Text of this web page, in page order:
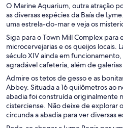
O Marine Aquarium, outra atração
as diversas espécies da Baía de
uma estrela-do-mar e veja os
Siga para o Town Mill Complex
microcervejarias e os queijos locais.
século XIV ainda em
agradável cafeteria, além de
Admire os tetos de gesso e as
Abbey. Situada a 16 quilômetros ao
abadia foi construída originalmente
cisterciense. Não deixe de explorar
circunda a abadia para ver diversas